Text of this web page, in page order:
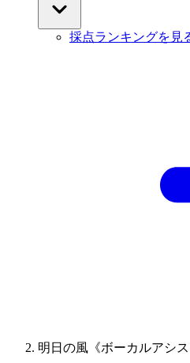
採点ランキングを見
明日の風《ボーカルアシス